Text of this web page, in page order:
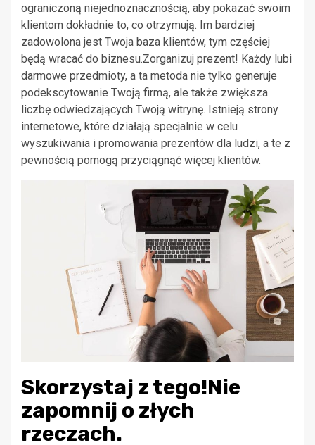
ograniczoną niejednoznacznością, aby pokazać swoim
klientom dokładnie to, co otrzymują. Im bardziej
zadowolona jest Twoja baza klientów, tym częściej
będą wracać do biznesu.Zorganizuj prezent! Każdy lubi
darmowe przedmioty, a ta metoda nie tylko generuje
podekscytowanie Twoją firmą, ale także zwiększa
liczbę odwiedzających Twoją witrynę. Istnieją strony
internetowe, które działają specjalnie w celu
wyszukiwania i promowania prezentów dla ludzi, a te z
pewnością pomogą przyciągnąć więcej klientów.
Skorzystaj z tego!Nie
zapomnij o złych
rzeczach.